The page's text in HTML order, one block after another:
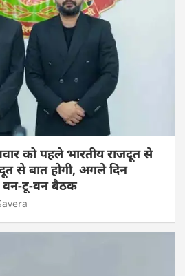
को पहले भारतीय राजदूत से
से बात होगी, अगले दिन
वन-टू-वन बैठक